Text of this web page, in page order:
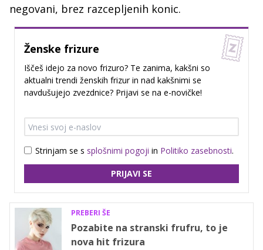
negovani, brez razcepljenih konic.
Ženske frizure
Iščeš idejo za novo frizuro? Te zanima, kakšni so
aktualni trendi ženskih frizur in nad kakšnimi se
navdušujejo zvezdnice? Prijavi se na e-novičke!
Strinjam se s splošnimi pogoji in Politiko zasebnosti.
PRIJAVI SE
PREBERI ŠE
Pozabite na stranski frufru, to je
nova hit frizura